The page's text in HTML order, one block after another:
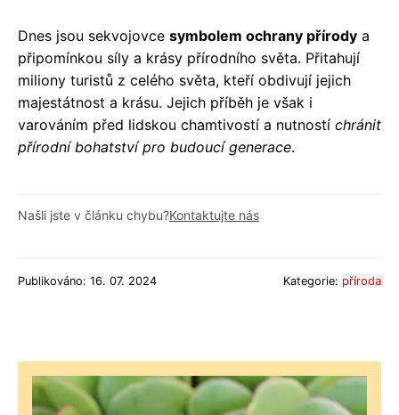
Dnes jsou sekvojovce symbolem ochrany přírody a
připomínkou síly a krásy přírodního světa. Přitahují
miliony turistů z celého světa, kteří obdivují jejich
majestátnost a krásu. Jejich příběh je však i
varováním před lidskou chamtivostí a nutností chránit
přírodní bohatství pro budoucí generace.
Našli jste v článku chybu?Kontaktujte nás
Publikováno: 16. 07. 2024 Kategorie: příroda